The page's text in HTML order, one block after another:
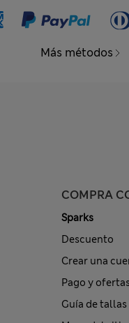
Más métodos
COMPRA
Sparks
Descuento
Crear una
Pago y
Guía de tallas